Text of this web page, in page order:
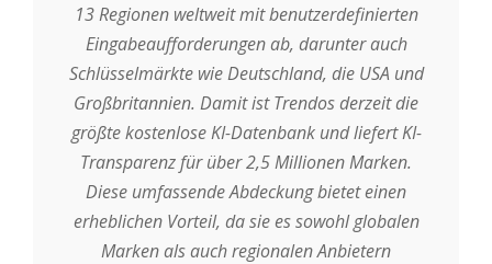
13 Regionen weltweit mit benutzerdefinierten
Eingabeaufforderungen ab, darunter auch
Schlüsselmärkte wie Deutschland, die USA und
Großbritannien. Damit ist Trendos derzeit die
größte kostenlose KI-Datenbank und liefert KI-
Transparenz für über 2,5 Millionen Marken.
Diese umfassende Abdeckung bietet einen
erheblichen Vorteil, da sie es sowohl globalen
Marken als auch regionalen Anbietern